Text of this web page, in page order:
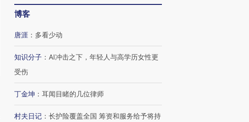
博客
唐涯 ： 多看少动
知识分子 ： AI冲击之下，年轻人与高学历女性更
受伤
丁金坤 ： 耳闻目睹的几位律师
村夫日记 ： 长护险覆盖全国 筹资和服务给予将持